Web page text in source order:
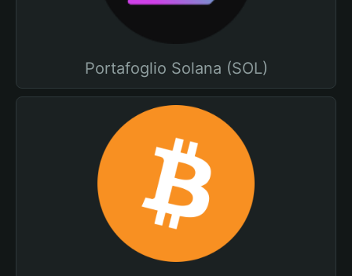
Portafoglio Solana (SOL)